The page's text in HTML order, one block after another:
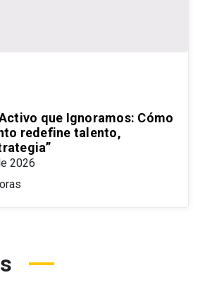
que Ignoramos: Cómo
redefine talento,
2026